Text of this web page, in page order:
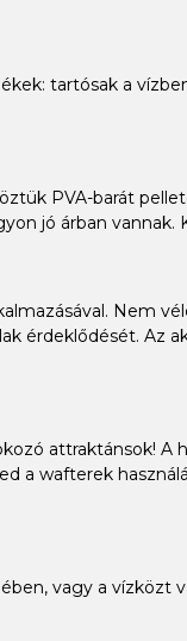
tartósak a
PVA-barát
jó árban vannak.
Nem
érdeklődését. Az
attraktánsok!
a wafterek
vagy a vízközt